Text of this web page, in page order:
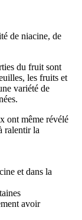
de niacine, de
du fruit sont
les fruits et
variété de
ont même révélé
ralentir la
et dans la
avoir